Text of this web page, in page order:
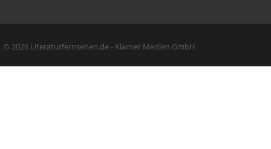
© 2026 Literaturfernsehen.de - Klarner Medien GmbH